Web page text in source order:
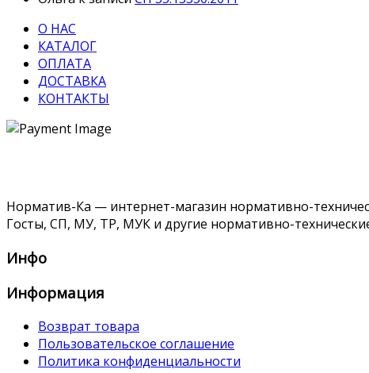
О НАС
КАТАЛОГ
ОПЛАТА
ДОСТАВКА
КОНТАКТЫ
Норматив-Ка — интернет-магазин нормативно-
Госты, СП, МУ, ТР, МУК и другие нормативно-
Инфо
Информация
Возврат товара
Пользовательское соглашение
Политика конфиденциальности